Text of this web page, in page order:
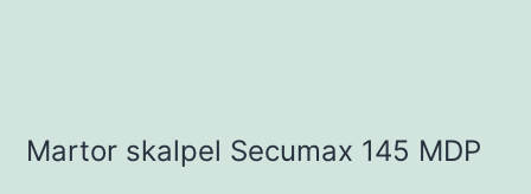
Martor skalpel Secumax 145 MDP